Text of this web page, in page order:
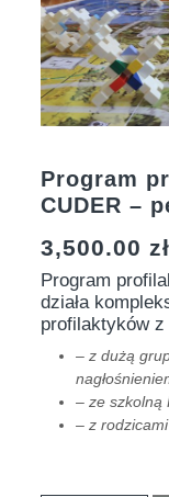
Program
CUDER –
3,500.00 zł
Program
działa
profilaktyków
– z dużą
– ze szkolną
– z